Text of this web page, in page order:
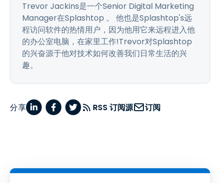
Trevor Jackins是一个Senior Digital Marketing
Manager在Splashtop 。 他也是Splashtop's远
程访问软件的热情用户，因为他用它来远程进入他
的办公室电脑，在家里工作!Trevor对Splashtop
的兴奋源于他对技术如何改善我们日常生活的兴
趣。
分享 RSS 订阅源 订阅